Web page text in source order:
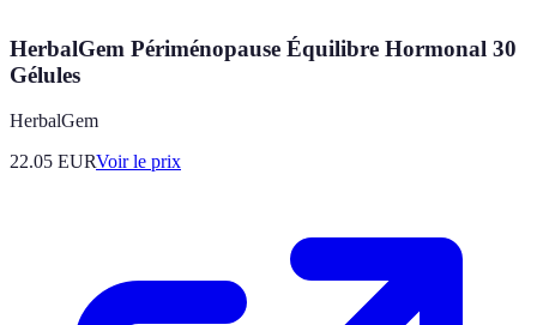
HerbalGem Périménopause Équilibre Hormonal 30
Gélules
HerbalGem
22.05 EURVoir le prix